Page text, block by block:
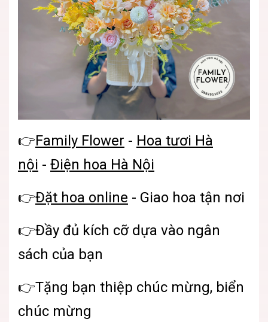
👉Family Flower - Hoa tươi Hà
nội - Điện hoa Hà Nội
👉Đặt hoa online - Giao hoa tận nơi
👉Đầy đủ kích cỡ dựa vào ngân
sách của bạn
👉Tặng bạn thiệp chúc mừng, biển
chúc mừng